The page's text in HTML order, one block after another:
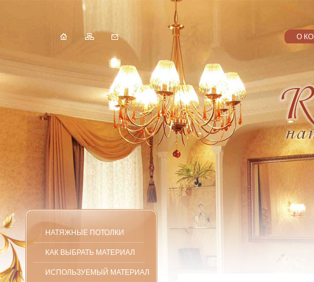
О
НАТЯЖНЫЕ ПОТОЛКИ
КАК ВЫБРАТЬ МАТЕРИАЛ
ИСПОЛЬЗУЕМЫЙ МАТЕРИАЛ